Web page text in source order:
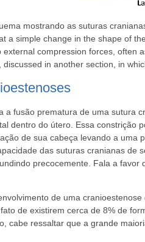
mostrando as suturas
a simple change in the shape of
compression forces, often
discussed in another section, in
a fusão prematura de uma sutura
dentro do útero. Essa constrição
de sua cabeça levando a
das suturas cranianas de
precocemente. Fala a
de uma
de existirem cerca de 8% de
cabe ressaltar que a grande